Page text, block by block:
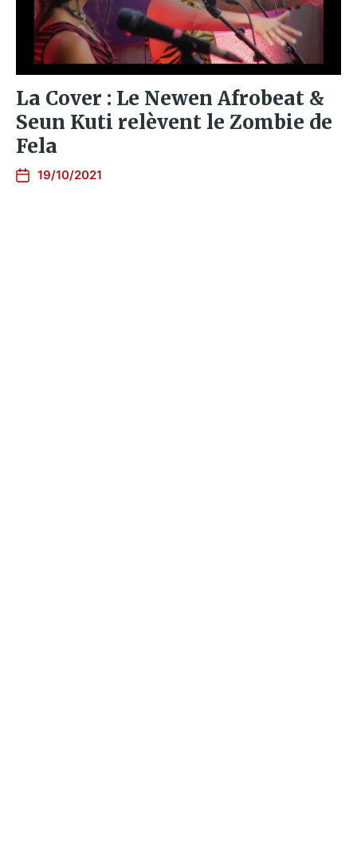
La Cover : Le Newen Afrobeat &
Seun Kuti relèvent le Zombie de
Fela
19/10/2021